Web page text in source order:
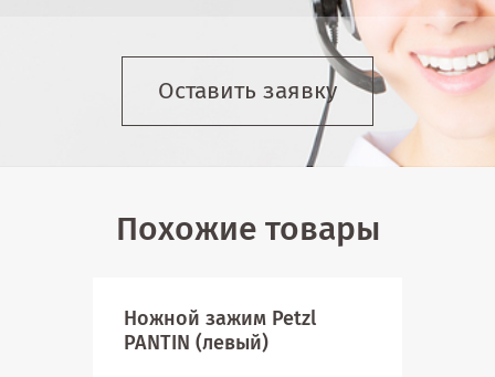
Оставить заявку
Похожие товары
Ножной зажим Petzl
PANTIN (левый)